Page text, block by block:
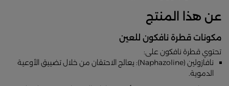
عن هذا المنتج
مكونات قطرة نافكون للعين
تحتوي قطرة نافكون على:
نافازولين (Naphazoline): يعالج الاحتقان من خلال تضييق الأوعية
الدموية.